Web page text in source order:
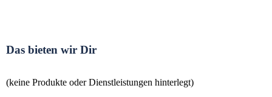
Das bieten wir Dir
(keine Produkte oder Dienstleistungen hinterlegt)